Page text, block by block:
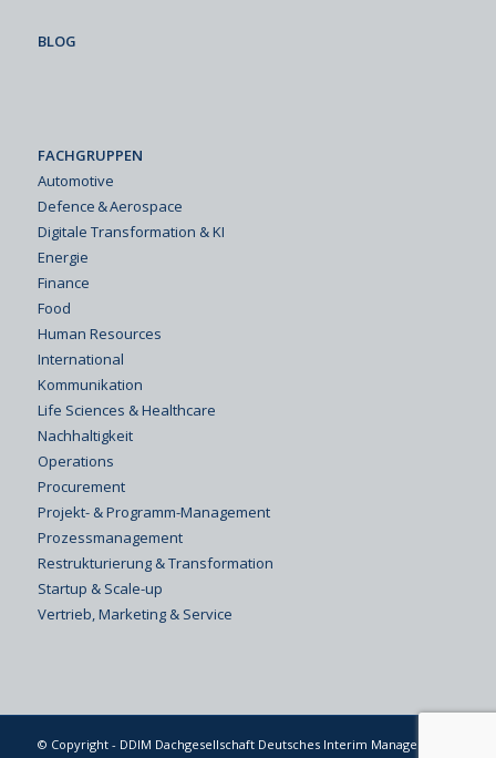
BLOG
FACHGRUPPEN
Automotive
Defence & Aerospace
Digitale Transformation & KI
Energie
Finance
Food
Human Resources
International
Kommunikation
Life Sciences & Healthcare
Nachhaltigkeit
Operations
Procurement
Projekt- & Programm-Management
Prozessmanagement
Restrukturierung & Transformation
Startup & Scale-up
Vertrieb, Marketing & Service
© Copyright - DDIM Dachgesellschaft Deutsches Interim Management